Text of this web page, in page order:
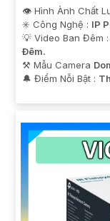
👁 Hình Ành Chất
✳️ Công Nghệ : IP
💡 Video Ban Đêm :
Ðêm.
⚒ Mẫu Camera
️🔔 Điểm Nỗi Bật :